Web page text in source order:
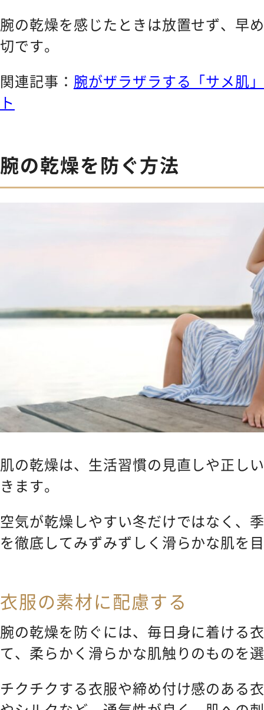
腕の乾燥を感じたときは放置せず、早
切です。
関連記事： 腕がザラザラする「サメ肌
ト
腕の乾燥を防ぐ方法
肌の乾燥は、生活習慣の見直しや正し
きます。
空気が乾燥しやすい冬だけではなく、
を徹底してみずみずしく滑らかな肌を
衣服の素材に配慮する
腕の乾燥を防ぐには、毎日身に着ける
て、柔らかく滑らかな肌触りのものを
チクチクする衣服や締め付け感のある